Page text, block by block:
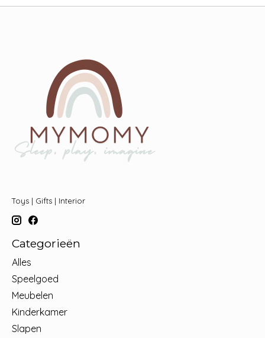
Toys | Gifts | Interior
Categorieën
Alles
Speelgoed
Meubelen
Kinderkamer
Slapen